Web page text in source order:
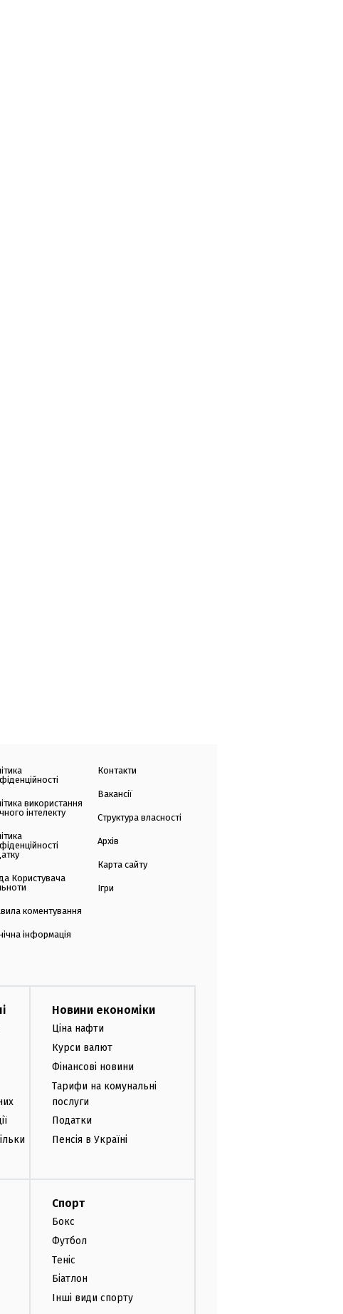
використання
інтелекту
Користувача
коментування
інформація
Контакти
Вакансії
Структура власності
Архів
Карта сайту
Ігри
Новини економіки
Ціна нафти
Курси валют
Фінансові новини
Тарифи на комунальні
послуги
Податки
Пенсія в Україні
Спорт
Бокс
Футбол
Теніс
Біатлон
Інші види спорту